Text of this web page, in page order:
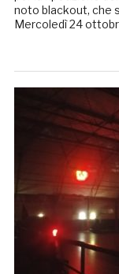
noto blackout, che
Mercoledì 24